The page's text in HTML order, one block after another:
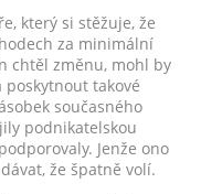
který si stěžuje, že
za minimální
chtěl změnu, mohl by
takové
současného
podnikatelskou
Jenže ono
že špatně volí.